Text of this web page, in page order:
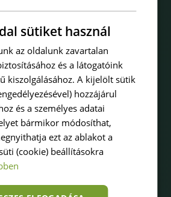
sütiket használ
az oldalunk zavartalan
és a látogatóink
kiszolgálásához. A kijelölt sütik
hozzájárul
és a személyes adatai
bármikor módosíthat,
ezt az ablakot a
(cookie) beállításokra